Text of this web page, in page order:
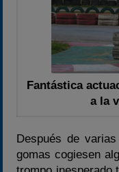
Fantástica
a la
Después de
gomas cogiesen